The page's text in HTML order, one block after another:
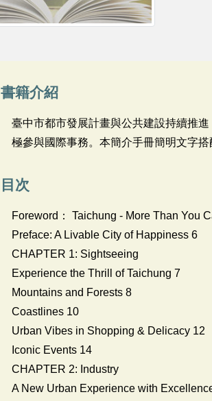
書籍介紹
臺中市都市發展計畫與公共建設持續推
極參與國際事務。本簡介手冊簡明文字
目次
Foreword： Taichung - More Than You
Preface: A Livable City of Happiness 6
CHAPTER 1: Sightseeing
Experience the Thrill of Taichung 7
Mountains and Forests 8
Coastlines 10
Urban Vibes in Shopping & Delicacy 12
Iconic Events 14
CHAPTER 2: Industry
A New Urban Experience with